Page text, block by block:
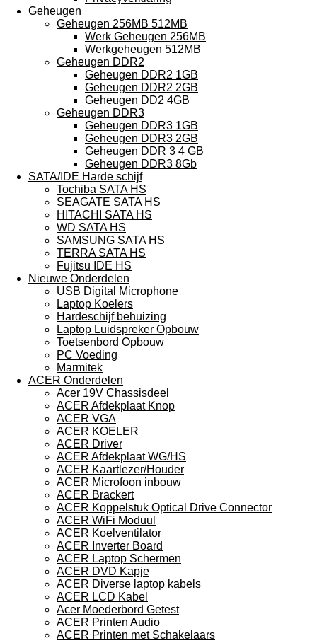
Geheugen
Geheugen 256MB 512MB
Werk Geheugen 256MB
Werkgeheugen 512MB
Geheugen DDR2
Geheugen DDR2 1GB
Geheugen DDR2 2GB
Geheugen DD2 4GB
Geheugen DDR3
Geheugen DDR3 1GB
Geheugen DDR3 2GB
Geheugen DDR 3 4 GB
Geheugen DDR3 8Gb
SATA/IDE Harde schijf
Tochiba SATA HS
SEAGATE SATA HS
HITACHI SATA HS
WD SATA HS
SAMSUNG SATA HS
TERRA SATA HS
Fujitsu IDE HS
Nieuwe Onderdelen
USB Digital Microphone
Laptop Koelers
Hardeschijf behuizing
Laptop Luidspreker Opbouw
Toetsenbord Opbouw
PC Voeding
Marmitek
ACER Onderdelen
Acer 19V Chassisdeel
ACER Afdekplaat Knop
ACER VGA
ACER KOELER
ACER Driver
ACER Afdekplaat WG/HS
ACER Kaartlezer/Houder
ACER Microfoon inbouw
ACER Brackert
ACER Koppelstuk Optical Drive Connector
ACER WiFi Moduul
ACER Koelventilator
ACER Inverter Board
ACER Laptop Schermen
ACER DVD Kapje
ACER Diverse laptop kabels
ACER LCD Kabel
Acer Moederbord Getest
ACER Printen Audio
ACER Printen met Schakelaars